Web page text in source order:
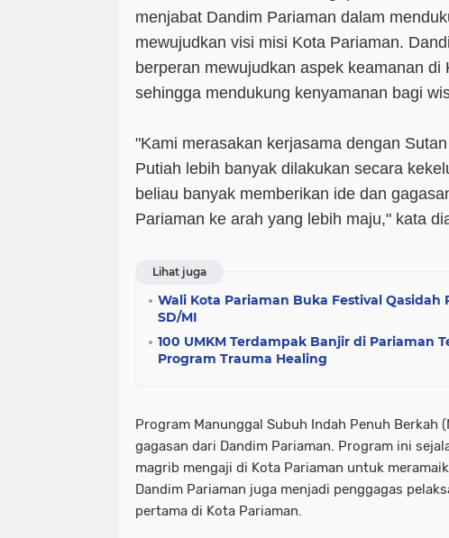
menjabat Dandim Pariaman dalam
mewujudkan visi misi Kota Pariaman.
berperan mewujudkan aspek keamanan di
sehingga mendukung kenyamanan bagi
"Kami merasakan kerjasama dengan
Putiah lebih banyak dilakukan secara
beliau banyak memberikan ide dan
Pariaman ke arah yang lebih maju," kata
Lihat juga
Wali Kota Pariaman Buka Festival Qasidah
SD/MI
100 UMKM Terdampak Banjir di Pariaman
Program Trauma Healing
Program Manunggal Subuh Indah Penuh Berkah
gagasan dari Dandim Pariaman. Program ini
magrib mengaji di Kota Pariaman untuk
Dandim Pariaman juga menjadi penggagas
pertama di Kota Pariaman.